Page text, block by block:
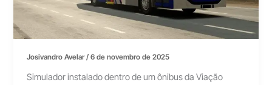
Josivandro Avelar/6 de novembro de 2025
Simulador instalado dentro de um ônibus da Viação